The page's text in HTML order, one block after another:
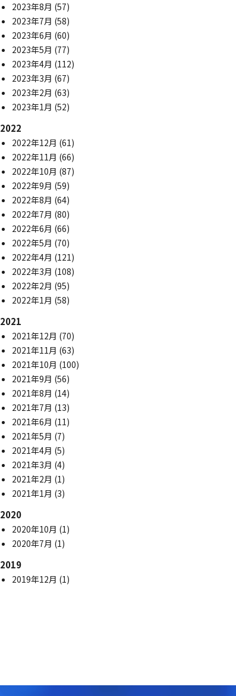
2023年8月 (57)
2023年7月 (58)
2023年6月 (60)
2023年5月 (77)
2023年4月 (112)
2023年3月 (67)
2023年2月 (63)
2023年1月 (52)
2022
2022年12月 (61)
2022年11月 (66)
2022年10月 (87)
2022年9月 (59)
2022年8月 (64)
2022年7月 (80)
2022年6月 (66)
2022年5月 (70)
2022年4月 (121)
2022年3月 (108)
2022年2月 (95)
2022年1月 (58)
2021
2021年12月 (70)
2021年11月 (63)
2021年10月 (100)
2021年9月 (56)
2021年8月 (14)
2021年7月 (13)
2021年6月 (11)
2021年5月 (7)
2021年4月 (5)
2021年3月 (4)
2021年2月 (1)
2021年1月 (3)
2020
2020年10月 (1)
2020年7月 (1)
2019
2019年12月 (1)